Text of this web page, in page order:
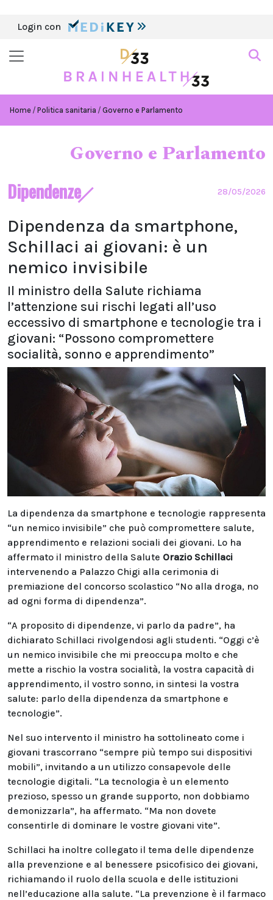
Login con
Home Politica sanitaria Governo e Parlamento
Governo e Parlamento
Dipendenze 28/05/2026
Dipendenza da smartphone,
Schillaci ai giovani: è un
nemico invisibile
Il ministro della Salute richiama
l’attenzione sui rischi legati all’uso
eccessivo di smartphone e tecnologie tra i
giovani: “Possono compromettere
socialità, sonno e apprendimento”
La dipendenza da smartphone e tecnologie rappresenta
“un nemico invisibile” che può compromettere salute,
apprendimento e relazioni sociali dei giovani. Lo ha
affermato il ministro della Salute Orazio Schillaci
intervenendo a Palazzo Chigi alla cerimonia di
premiazione del concorso scolastico “No alla droga, no
ad ogni forma di dipendenza”.
“A proposito di dipendenze, vi parlo da padre”, ha
dichiarato Schillaci rivolgendosi agli studenti. “Oggi c’è
un nemico invisibile che mi preoccupa molto e che
mette a rischio la vostra socialità, la vostra capacità di
apprendimento, il vostro sonno, in sintesi la vostra
salute: parlo della dipendenza da smartphone e
tecnologie”.
Nel suo intervento il ministro ha sottolineato come i
giovani trascorrano “sempre più tempo sui dispositivi
mobili”, invitando a un utilizzo consapevole delle
tecnologie digitali. “La tecnologia è un elemento
prezioso, spesso un grande supporto, non dobbiamo
demonizzarla”, ha affermato. “Ma non dovete
consentirle di dominare le vostre giovani vite”.
Schillaci ha inoltre collegato il tema delle dipendenze
alla prevenzione e al benessere psicofisico dei giovani,
richiamando il ruolo della scuola e delle istituzioni
nell’educazione alla salute. “La prevenzione è il farmaco